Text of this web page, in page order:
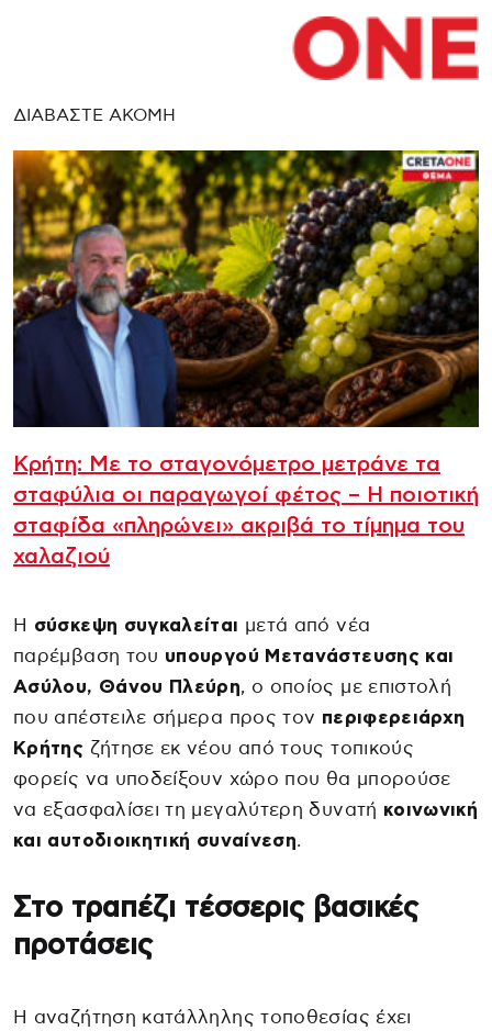
ΔΙΑΒΑΣΤΕ ΑΚΟΜΗ
Κρήτη: Με το σταγονόμετρο μετράνε τα
σταφύλια οι παραγωγοί φέτος – Η ποιοτική
σταφίδα «πληρώνει» ακριβά το τίμημα του
χαλαζιού
Η σύσκεψη συγκαλείται μετά από νέα
παρέμβαση του υπουργού Μετανάστευσης και
Ασύλου, Θάνου Πλεύρη, ο οποίος με επιστολή
που απέστειλε σήμερα προς τον περιφερειάρχη
Κρήτης ζήτησε εκ νέου από τους τοπικούς
φορείς να υποδείξουν χώρο που θα μπορούσε
να εξασφαλίσει τη μεγαλύτερη δυνατή κοινωνική
και αυτοδιοικητική συναίνεση.
Στο τραπέζι τέσσερις βασικές
προτάσεις
Η αναζήτηση κατάλληλης τοποθεσίας έχει